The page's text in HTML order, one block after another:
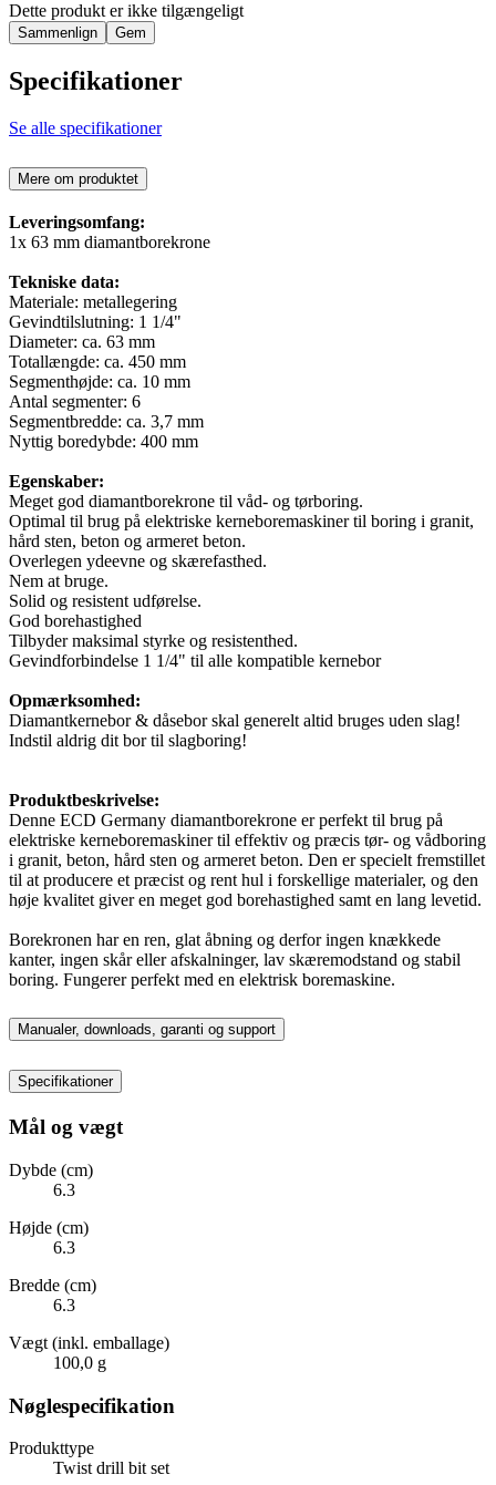
Dette produkt er ikke tilgængeligt
Sammenlign Gem
Specifikationer
Se alle specifikationer
Mere om produktet
Leveringsomfang:
1x 63 mm diamantborekrone
Tekniske data:
Materiale: metallegering
Gevindtilslutning: 1 1/4"
Diameter: ca. 63 mm
Totallængde: ca. 450 mm
Segmenthøjde: ca. 10 mm
Antal segmenter: 6
Segmentbredde: ca. 3,7 mm
Nyttig boredybde: 400 mm
Egenskaber:
Meget god diamantborekrone til våd- og tørboring.
Optimal til brug på elektriske kerneboremaskiner til boring i granit,
hård sten, beton og armeret beton.
Overlegen ydeevne og skærefasthed.
Nem at bruge.
Solid og resistent udførelse.
God borehastighed
Tilbyder maksimal styrke og resistenthed.
Gevindforbindelse 1 1/4" til alle kompatible kernebor
Opmærksomhed:
Diamantkernebor & dåsebor skal generelt altid bruges uden slag!
Indstil aldrig dit bor til slagboring!
Produktbeskrivelse:
Denne ECD Germany diamantborekrone er perfekt til brug på
elektriske kerneboremaskiner til effektiv og præcis tør- og vådboring
i granit, beton, hård sten og armeret beton. Den er specielt fremstillet
til at producere et præcist og rent hul i forskellige materialer, og den
høje kvalitet giver en meget god borehastighed samt en lang levetid.
Borekronen har en ren, glat åbning og derfor ingen knækkede
kanter, ingen skår eller afskalninger, lav skæremodstand og stabil
boring. Fungerer perfekt med en elektrisk boremaskine.
Manualer, downloads, garanti og support
Specifikationer
Mål og vægt
Dybde (cm)
6.3
Højde (cm)
6.3
Bredde (cm)
6.3
Vægt (inkl. emballage)
100,0 g
Nøglespecifikation
Produkttype
Twist drill bit set